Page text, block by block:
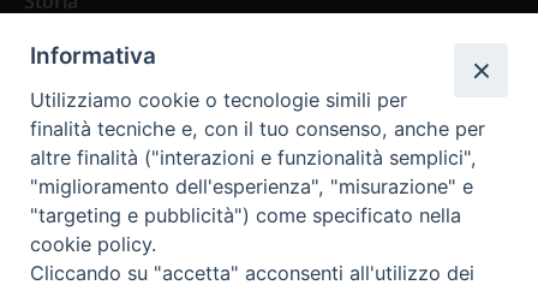
Abbonamenti
Abbonamento Annuale Digitale
Abbonamento Annuale Cartaceo
Abbonamento Singola Copia Digitale
Informativa
Utilizziamo cookie o tecnologie simili per
finalità tecniche e, con il tuo consenso, anche per
altre finalità ("interazioni e funzionalità semplici",
"miglioramento dell'esperienza", "misurazione" e
"targeting e pubblicità") come specificato nella
cookie policy.
Cliccando su "accetta" acconsenti all'utilizzo dei